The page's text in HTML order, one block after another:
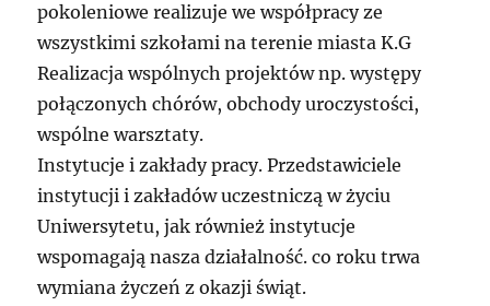
pokoleniowe realizuje we współpracy ze
wszystkimi szkołami na terenie miasta K.G
Realizacja wspólnych projektów np. występy
połączonych chórów, obchody uroczystości,
wspólne warsztaty.
Instytucje i zakłady pracy. Przedstawiciele
instytucji i zakładów uczestniczą w życiu
Uniwersytetu, jak również instytucje
wspomagają nasza działalność. co roku trwa
wymiana życzeń z okazji świąt.